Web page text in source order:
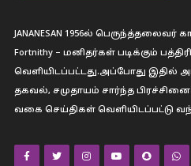
JANANESAN 1956ல் பெருந்த்தலைவர்
Fortnithy – மனிதர்கள் படிக்கும்
வெளியிடப்பட்டது.அப்போது இதில்
தகவல், சமுதாயம் சார்ந்த
வகை செய்திகள் வெளியிடப்பட்டு